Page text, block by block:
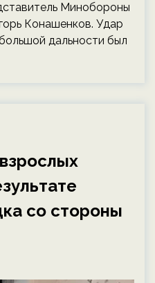
Минобороны
Конашенков. Удар
дальности был
со стороны